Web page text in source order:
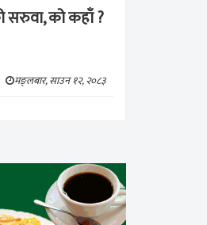
को कहाँ ?
मङ्लबार, साउन १२, २०८३